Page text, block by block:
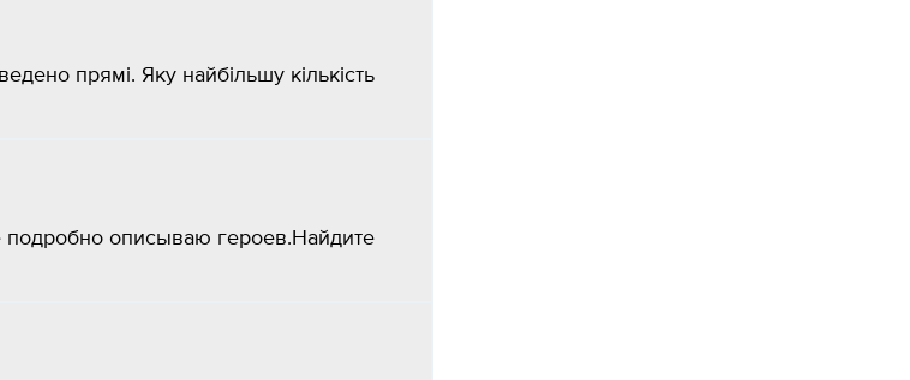
прямі. Яку найбільшу кількість
подробно описываю героев.Найдите